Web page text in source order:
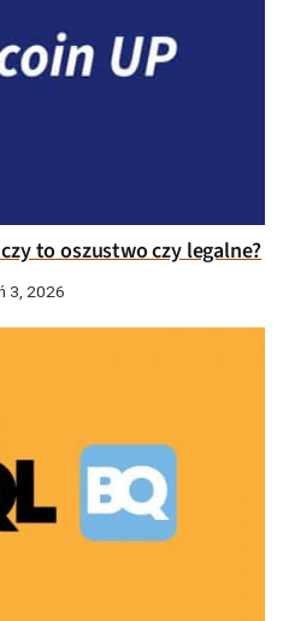
to oszustwo czy legalne?
3, 2026